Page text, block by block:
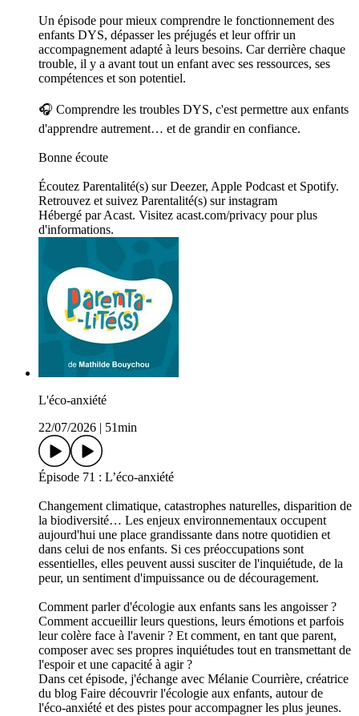
Un épisode pour mieux comprendre le fonctionnement des
enfants DYS, dépasser les préjugés et leur offrir un
accompagnement adapté à leurs besoins. Car derrière chaque
trouble, il y a avant tout un enfant avec ses ressources, ses
compétences et son potentiel.
🎧 Comprendre les troubles DYS, c'est permettre aux enfants
d'apprendre autrement… et de grandir en confiance.
Bonne écoute
Écoutez Parentalité(s) sur Deezer, Apple Podcast et Spotify.
Retrouvez et suivez Parentalité(s) sur instagram
Hébergé par Acast. Visitez acast.com/privacy pour plus
d'informations.
L'éco-anxiété
22/07/2026
51min
Épisode 71 : L’éco-anxiété
Changement climatique, catastrophes naturelles, disparition de
la biodiversité… Les enjeux environnementaux occupent
aujourd'hui une place grandissante dans notre quotidien et
dans celui de nos enfants. Si ces préoccupations sont
essentielles, elles peuvent aussi susciter de l'inquiétude, de la
peur, un sentiment d'impuissance ou de découragement.
Comment parler d'écologie aux enfants sans les angoisser ?
Comment accueillir leurs questions, leurs émotions et parfois
leur colère face à l'avenir ? Et comment, en tant que parent,
composer avec ses propres inquiétudes tout en transmettant de
l'espoir et une capacité à agir ?
Dans cet épisode, j'échange avec Mélanie Courrière, créatrice
du blog Faire découvrir l'écologie aux enfants, autour de
l'éco-anxiété et des pistes pour accompagner les plus jeunes.